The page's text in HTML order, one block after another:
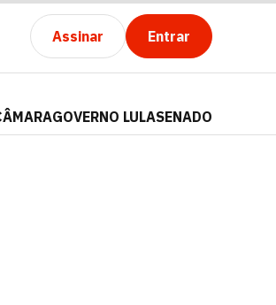
Assinar Entrar
GOVERNO LULASENADO